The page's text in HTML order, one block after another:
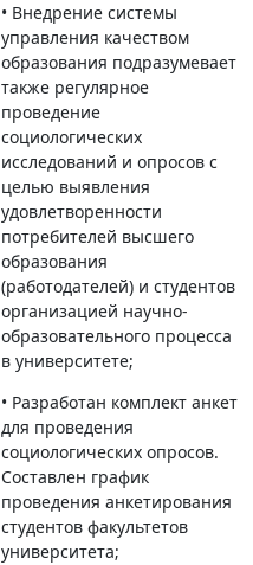
• Внедрение системы
управления качеством
образования подразумевает
также регулярное
проведение
социологических
исследований и опросов с
целью выявления
удовлетворенности
потребителей высшего
образования
(работодателей) и студентов
организацией научно-
образовательного процесса
в университете;
• Разработан комплект анкет
для проведения
социологических опросов.
Составлен график
проведения анкетирования
студентов факультетов
университета;